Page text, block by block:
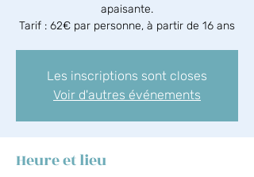
apaisante.
Tarif : 62€ par personne, à partir de 16 ans
Les inscriptions sont closes
Voir d'autres événements
Heure et lieu